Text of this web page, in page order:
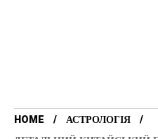
HOME
АСТРОЛОГІЯ